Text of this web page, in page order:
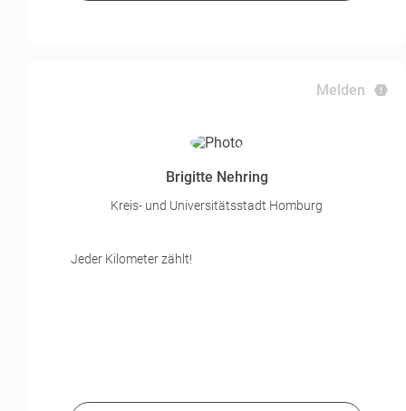
Melden
Brigitte Nehring
Kreis- und Universitätsstadt Homburg
Jeder Kilometer zählt!